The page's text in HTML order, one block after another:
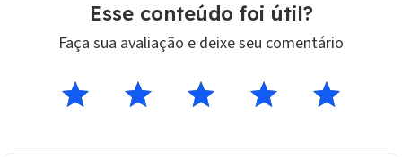
Esse conteúdo foi útil?